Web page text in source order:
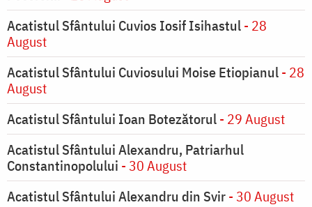
Acatistul Sfântului Cuvios Iosif Isihastul- 28
August
Acatistul Sfântului Cuviosului Moise Etiopianul- 28
August
Acatistul Sfântului Ioan Botezătorul- 29 August
Acatistul Sfântului Alexandru, Patriarhul
Constantinopolului - 30 August
Acatistul Sfântului Alexandru din Svir- 30 August